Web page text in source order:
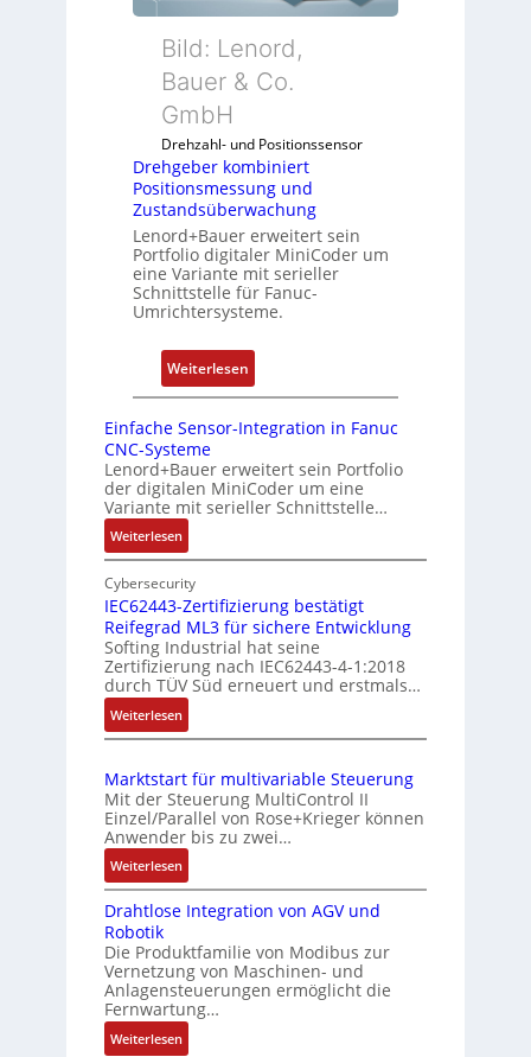
i
i
e
r
n
e
n
s
p
b
e
r
r
y
i
r
o
m
n
i
e
r
t
P
o
t
o
s
m
s
u
n
g
u
d
u
s
t
n
d
ü
b
Bild: Lenord,
Bauer & Co.
GmbH
Drehzahl- und Positionssensor
Drehgeber kombiniert
Positionsmessung und
Zustandsüberwachung
Lenord+Bauer erweitert sein
Portfolio digitaler MiniCoder um
eine Variante mit serieller
Schnittstelle für Fanuc-
Umrichtersysteme.
Weiterlesen:
D
h
g
e
e
k
o
m
b
n
e
r
t
o
s
t
i
Einfache Sensor-Integration in Fanuc
CNC-Systeme
Lenord+Bauer erweitert sein Portfolio
der digitalen MiniCoder um eine
Variante mit serieller Schnittstelle…
Weiterlesen:
E
i
n
a
c
h
e
S
n
s
o
r
-
I
n
e
g
r
t
Cybersecurity
IEC62443-Zertifizierung bestätigt
Reifegrad ML3 für sichere Entwicklung
Softing Industrial hat seine
Zertifizierung nach IEC62443-4-1:2018
durch TÜV Süd erneuert und erstmals…
Weiterlesen:
I
C
6
2
4
4
3
-
e
r
t
Marktstart für multivariable Steuerung
Mit der Steuerung MultiControl II
Einzel/Parallel von Rose+Krieger können
Anwender bis zu zwei…
Weiterlesen:
M
a
k
t
s
t
a
Drahtlose Integration von AGV und
Robotik
Die Produktfamilie von Modibus zur
Vernetzung von Maschinen- und
Anlagensteuerungen ermöglicht die
Fernwartung…
Weiterlesen: